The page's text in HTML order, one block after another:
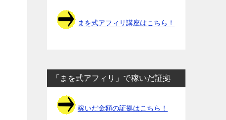
まを式アフィリ講座はこちら！
「まを式アフィリ」で稼いだ証拠
稼いだ金額の証拠はこちら！